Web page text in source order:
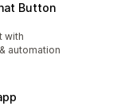
Button
with
automation